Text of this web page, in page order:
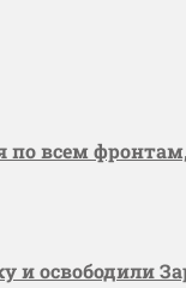
по всем
и освободили